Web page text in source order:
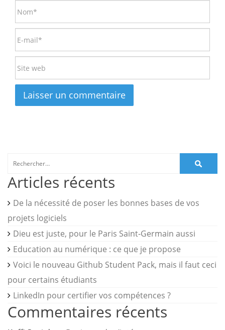
Rechercher :
Articles récents
De la nécessité de poser les bonnes bases de vos
projets logiciels
Dieu est juste, pour le Paris Saint-Germain aussi
Education au numérique : ce que je propose
Voici le nouveau Github Student Pack, mais il faut ceci
pour certains étudiants
LinkedIn pour certifier vos compétences ?
Commentaires récents